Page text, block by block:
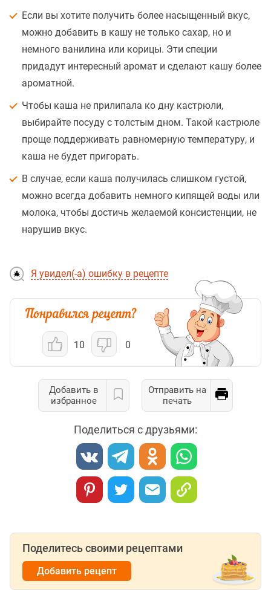
Если вы хотите получить более насыщенный вкус,
можно добавить в кашу не только сахар, но и
немного ванилина или корицы. Эти специи
придадут интересный аромат и сделают кашу более
ароматной.
Чтобы каша не прилипала ко дну кастрюли,
выбирайте посуду с толстым дном. Такой кастрюле
проще поддерживать равномерную температуру, и
каша не будет пригорать.
В случае, если каша получилась слишком густой,
можно всегда добавить немного кипящей воды или
молока, чтобы достичь желаемой консистенции, не
нарушив вкус.
Я увидел(-а) ошибку в рецепте
10 0
Добавить в
избранное
Отправить на
печать
Поделиться с друзьями:
Поделитесь своими рецептами
Добавить рецепт